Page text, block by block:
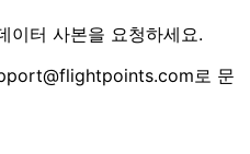
이터 사본을 요청하세요.
로 문